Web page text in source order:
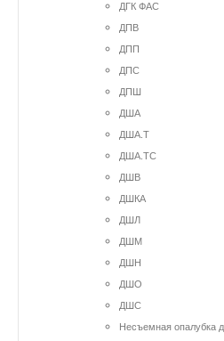
ДГК ФАС
ДПВ
ДПП
ДПС
ДПШ
ДША
ДША.Т
ДША.ТС
ДШВ
ДШКА
ДШЛ
ДШМ
ДШН
ДШО
ДШС
Несъемная опалубка